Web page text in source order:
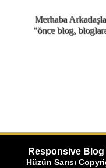
Merhaba
"önce blog,
Responsive Blog
Hüzün Sarısı